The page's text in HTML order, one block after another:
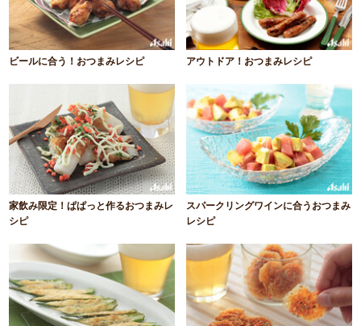
ビールに合う！おつまみレシピ アウトドア！おつまみレシピ
家飲み限定！ぱぱっと作るおつまみレ
シピ
スパークリングワインに合うおつまみ
レシピ